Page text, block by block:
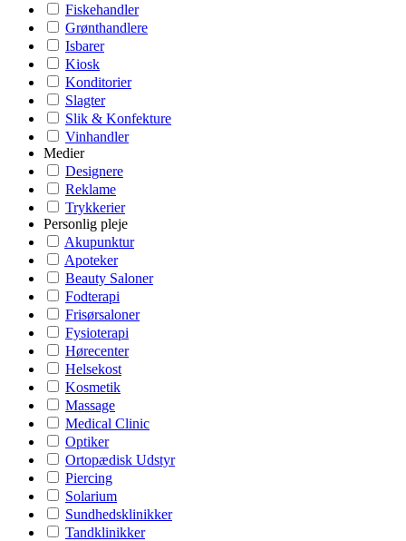
Fiskehandler
Grønthandlere
Isbarer
Kiosk
Konditorier
Slagter
Slik & Konfekture
Vinhandler
Medier
Designere
Reklame
Trykkerier
Personlig pleje
Akupunktur
Apoteker
Beauty Saloner
Fodterapi
Frisørsaloner
Fysioterapi
Hørecenter
Helsekost
Kosmetik
Massage
Medical Clinic
Optiker
Ortopædisk Udstyr
Piercing
Solarium
Sundhedsklinikker
Tandklinikker